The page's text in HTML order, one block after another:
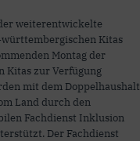
weiterentwickelte
Kitas
Montag der
Kitas zur Verfügung
mit dem Doppelhaushalt
Land durch den
Fachdienst Inklusion
Der Fachdienst